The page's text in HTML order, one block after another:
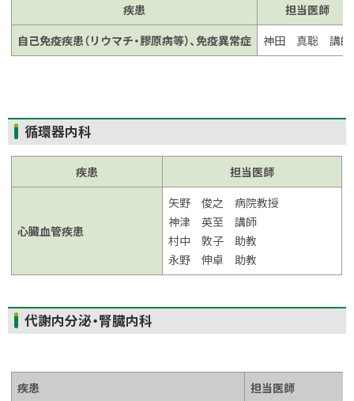
に
戻
る
疾患
担当医師
自己免疫疾患（リウマチ・膠原病等）、免疫異常症
神田 真聡 講師
ト
ッ
に
循環器内科
疾患 担当医師
心臓血管疾患
矢野 俊之 病院教授
神津 英至 講師
村中 敦子 助教
永野 伸卓 助教
ト
ッ
に
戻
代謝内分泌・腎臓内科
疾患
担当医師